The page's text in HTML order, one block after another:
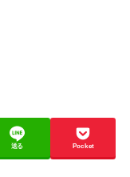
送る Pocket